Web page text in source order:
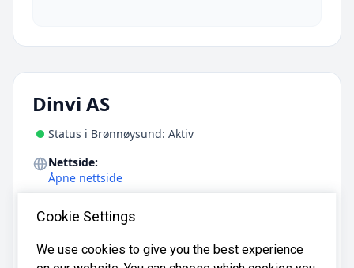
Dinvi AS
Status i Brønnøysund: Aktiv
Nettside:
Åpne nettside
Øgårdsbakken 3, 4340 Bryne
E-post:
Cookie Settings
We use cookies to give you the best experience